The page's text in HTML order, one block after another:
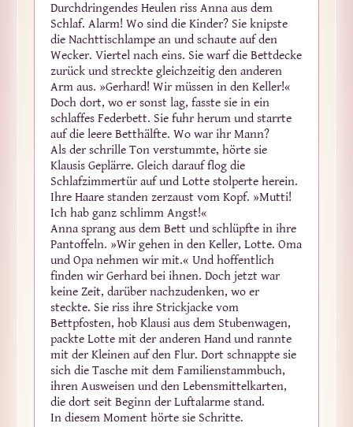
Durchdringendes Heulen riss Anna aus dem
Schlaf. Alarm! Wo sind die Kinder? Sie knipste
die Nachttischlampe an und schaute auf den
Wecker. Viertel nach eins. Sie warf die Bettdecke
zurück und streckte gleichzeitig den anderen
Arm aus. »Gerhard! Wir müssen in den Keller!«
Doch dort, wo er sonst lag, fasste sie in ein
schlaffes Federbett. Sie fuhr herum und starrte
auf die leere Betthälfte. Wo war ihr Mann?
Als der schrille Ton verstummte, hörte sie
Klausis Geplärre. Gleich darauf flog die
Schlafzimmertür auf und Lotte stolperte herein.
Ihre Haare standen zerzaust vom Kopf. »Mutti!
Ich hab ganz schlimm Angst!«
Anna sprang aus dem Bett und schlüpfte in ihre
Pantoffeln. »Wir gehen in den Keller, Lotte. Oma
und Opa nehmen wir mit.« Und hoffentlich
finden wir Gerhard bei ihnen. Doch jetzt war
keine Zeit, darüber nachzudenken, wo er
steckte. Sie riss ihre Strickjacke vom
Bettpfosten, hob Klausi aus dem Stubenwagen,
packte Lotte mit der anderen Hand und rannte
mit der Kleinen auf den Flur. Dort schnappte sie
sich die Tasche mit dem Familienstammbuch,
ihren Ausweisen und den Lebensmittelkarten,
die dort seit Beginn der Luftalarme stand.
In diesem Moment hörte sie Schritte.